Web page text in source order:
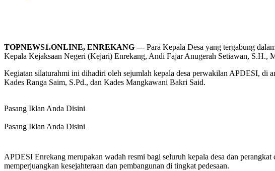
TOPNEWS1.ONLINE, ENREKANG —Para Kepala Desa yang tergabung
Kepala Kejaksaan Negeri (Kejari) Enrekang, Andi Fajar Anugerah Setiawan,
Kegiatan silaturahmi ini dihadiri oleh sejumlah kepala desa perwakilan APDESI, di
Kades Ranga Saim, S.Pd., dan Kades Mangkawani Bakri Said.
Pasang Iklan Anda Disini
Pasang Iklan Anda Disini
APDESI Enrekang merupakan wadah resmi bagi seluruh kepala desa dan
memperjuangkan kesejahteraan dan pembangunan di tingkat pedesaan.